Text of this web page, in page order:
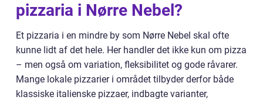
pizzaria i Nørre Nebel?
Et pizzaria i en mindre by som Nørre Nebel skal ofte
kunne lidt af det hele. Her handler det ikke kun om pizza
– men også om variation, fleksibilitet og gode råvarer.
Mange lokale pizzarier i området tilbyder derfor både
klassiske italienske pizzaer, indbagte varianter,